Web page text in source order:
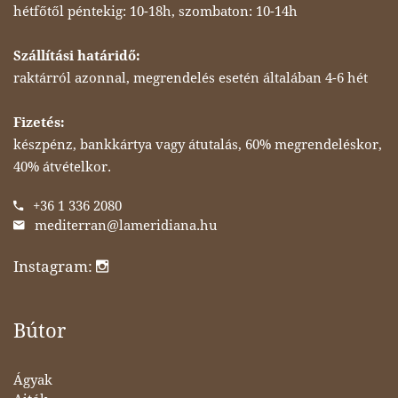
hétfőtől péntekig: 10-18h, szombaton: 10-14h
Szállítási határidő:
raktárról azonnal, megrendelés esetén általában 4-6 hét
Fizetés:
készpénz, bankkártya vagy átutalás, 60% megrendeléskor,
40% átvételkor.
+36 1 336 2080
mediterran@lameridiana.hu
Instagram:
Bútor
Ágyak